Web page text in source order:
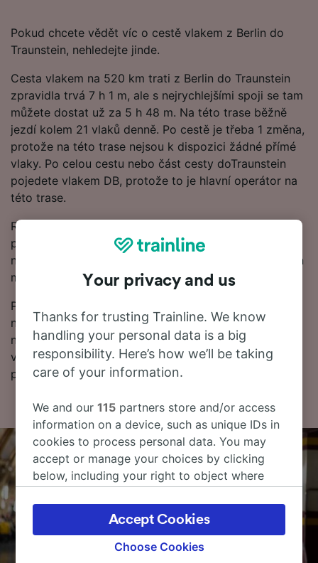
Pokud chcete vědět víc o cestě vlakem z Berlin do
Traunstein, nehledejte jinde.
Cesta vlakem na 520 km trati z Berlin do Traunstein
zpravidla trvá 7 h 1 m, ale s nejrychlejšími spoji se tam
můžete dostat už za 5 h 48 m. Na této trase běžně
jezdí kolem 21 vlaků denně. Po cestě je třeba 1 změna,
protože na této trase nejsou k dispozici žádné přímé
vlaky. Po celou cestu nebo část cesty doTraunstein
pojedete vlakem DB, protože to je hlavní operátor na
této trase.
Rezervujte si vlakové jízdenky z Berlin do Traunstein s
předstihem namísto nákupu v den cesty a získáte
nejlevnější jízdné. Ceny jízdenek z Berlin do Traunstein
můžete zkontrolovat v našem Plánovači cest.
Pokud jste připraveni k rezervaci, začněte hledat
nejlevnější vlakové jízdenky u nás ještě dnes. Dále
najdete další informace o cestě vlakem do Traunstein
včetně našeho jízdního řádu, kde uvidíte první a
poslední odjezdy vlaků.
Your privacy and us
Thanks for trusting Trainline. We know
handling your personal data is a big
responsibility. Here’s how we’ll be taking
care of your information.
We and our115 partners store and/or access
information on a device, such as unique IDs in
cookies to process personal data. You may
accept or manage your choices by clicking
below, including your right to object where
the privacy policy page. These choices will be
signaled to our partners and will not affect
browsing data. Your data will not be used for
Choose Cookies
Accept Cookies